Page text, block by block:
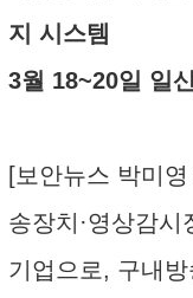
지 시스템
3월 18~20일 일
[보안뉴스 박미
송장치·영상감
기업으로, 구내